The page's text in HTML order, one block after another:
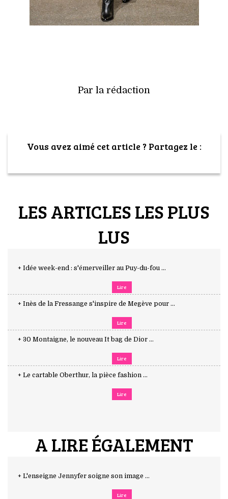
Par la rédaction
Vous avez aimé cet article ? Partagez le :
LES ARTICLES LES PLUS
LUS
+ Idée week-end : s'émerveiller au Puy-du-fou ...
Lire
+ Inès de la Fressange s'inspire de Megève pour ...
Lire
+ 30 Montaigne, le nouveau It bag de Dior ...
Lire
+ Le cartable Oberthur, la pièce fashion ...
Lire
A LIRE ÉGALEMENT
+ L'enseigne Jennyfer soigne son image ...
Lire